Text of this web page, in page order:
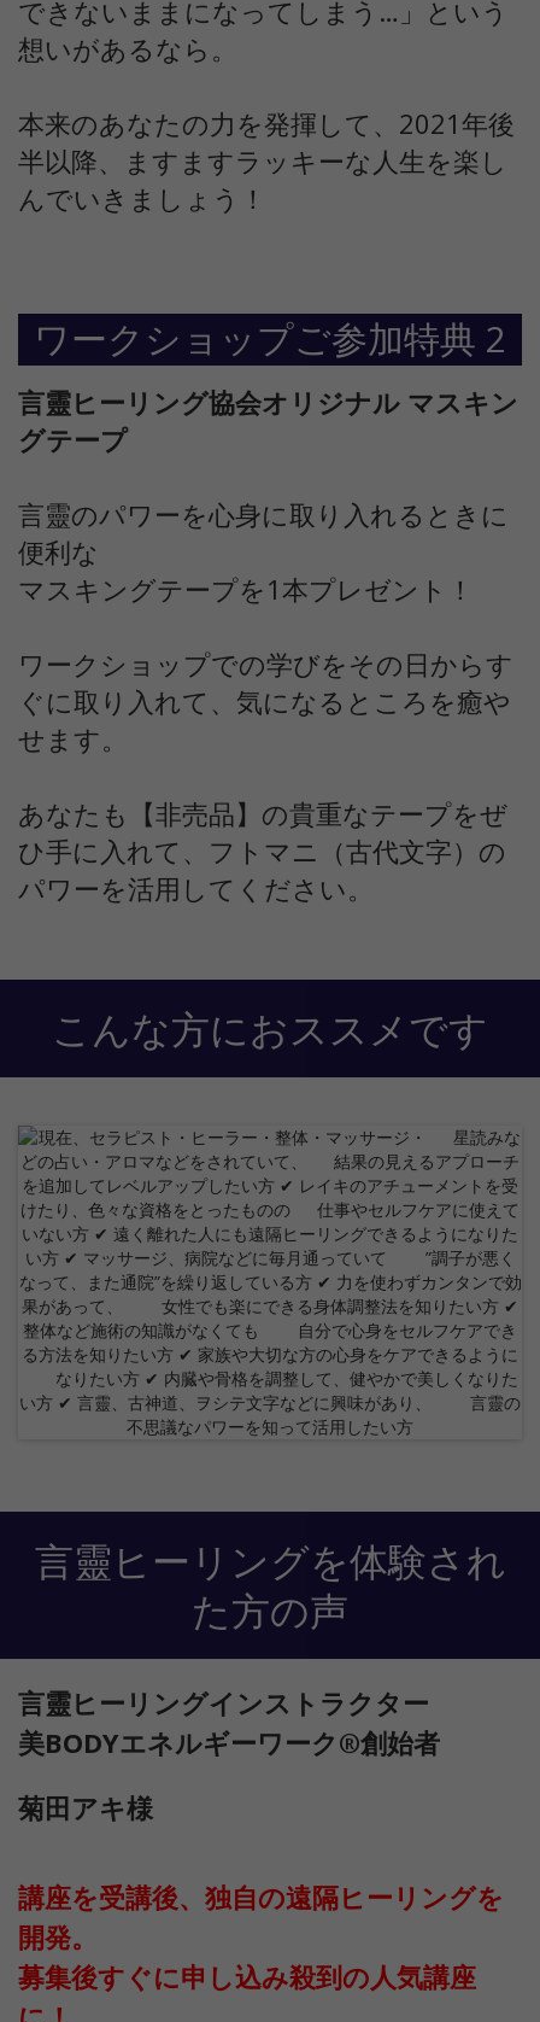
できないままになってしまう…」という
想いがあるなら。
本来のあなたの力を発揮して、2021年後
半以降、ますますラッキーな人生を楽し
んでいきましょう！
ワークショップご参加特典 2
言靈ヒーリング協会オリジナル マスキン
グテープ
言靈のパワーを心身に取り入れるときに
便利な
マスキングテープを1本プレゼント！
ワークショップでの学びをその日からす
ぐに取り入れて、気になるところを癒や
せます。
あなたも【非売品】の貴重なテープをぜ
ひ手に入れて、フトマニ（古代文字）の
パワーを活用してください。
こんな方におススメです
言靈ヒーリングを体験され
た方の声
言靈ヒーリングインストラクター
美BODYエネルギーワーク®︎創始者
菊田アキ様
講座を受講後、独自の遠隔ヒーリングを
開発。
募集後すぐに申し込み殺到の人気講座